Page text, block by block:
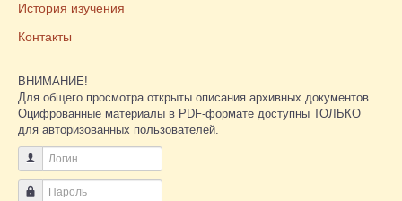
История изучения
Контакты
ВНИМАНИЕ!
Для общего просмотра открыты описания архивных документов.
Оцифрованные материалы в PDF-формате доступны ТОЛЬКО
для авторизованных пользователей.
Логин